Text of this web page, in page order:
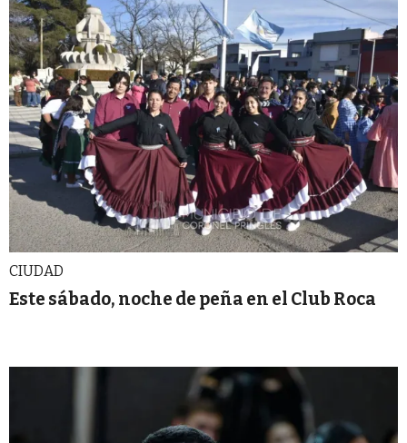
CIUDAD
Este sábado, noche de peña en el Club Roca